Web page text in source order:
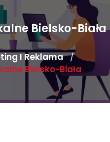
Bielsko-Biała
I Reklama /
Bielsko-Biała